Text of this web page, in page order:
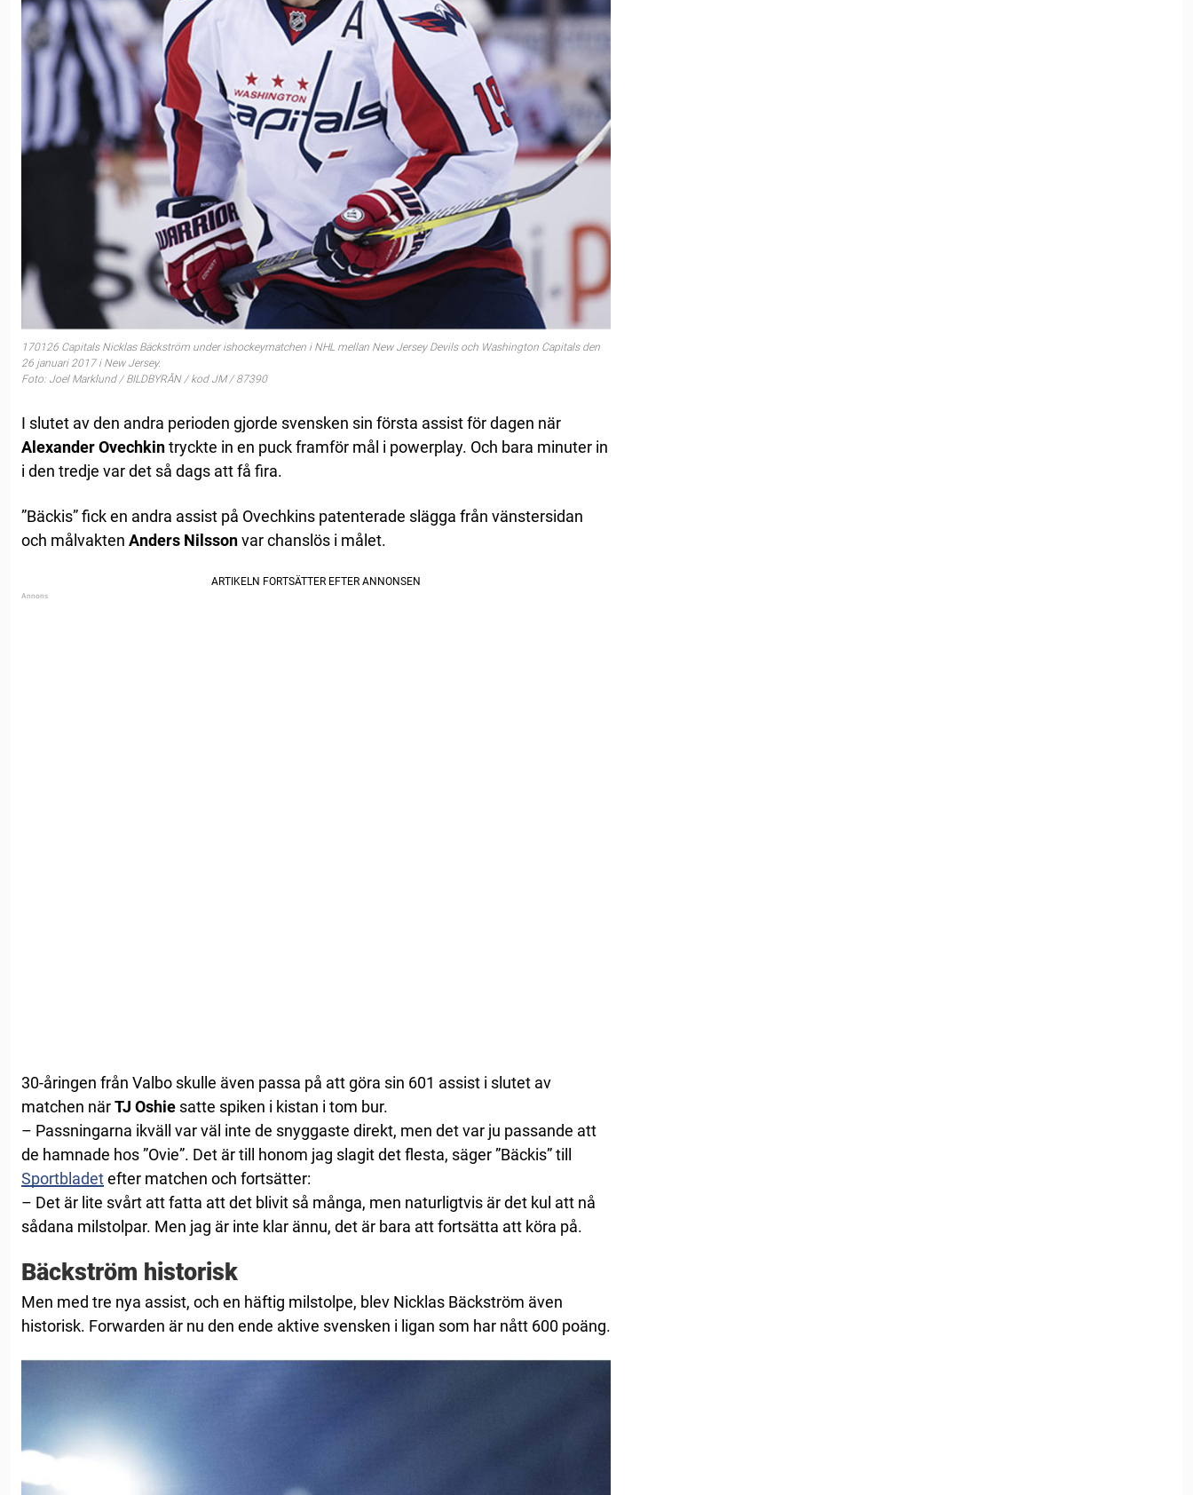
170126 Capitals Nicklas Bäckström under ishockeymatchen i NHL mellan New Jersey Devils och Washington Capitals den
26 januari 2017 i New Jersey.
Foto: Joel Marklund / BILDBYRÅN / kod JM / 87390
I slutet av den andra perioden gjorde svensken sin första assist för dagen när
Alexander Ovechkintryckte in en puck framför mål i powerplay. Och bara minuter in
i den tredje var det så dags att få fira.
”Bäckis” fick en andra assist på Ovechkins patenterade slägga från vänstersidan
och målvakten Anders Nilssonvar chanslös i målet.
30-åringen från Valbo skulle även passa på att göra sin 601 assist i slutet av
matchen närTJ Oshie satte spiken i kistan i tom bur.
– Passningarna ikväll var väl inte de snyggaste direkt, men det var ju passande att
de hamnade hos ”Ovie”. Det är till honom jag slagit det flesta, säger ”Bäckis” till
Sportbladetefter matchen och fortsätter:
– Det är lite svårt att fatta att det blivit så många, men naturligtvis är det kul att nå
sådana milstolpar. Men jag är inte klar ännu, det är bara att fortsätta att köra på.
Bäckström historisk
Men med tre nya assist, och en häftig milstolpe, blev Nicklas Bäckström även
historisk. Forwarden är nu den ende aktive svensken i ligan som har nått 600 poäng.